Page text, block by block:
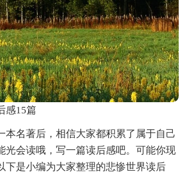
感15篇
本名著后，相信大家都积累了属于自己
光会读哦，写一篇读后感吧。可能你现
下是小编为大家整理的悲惨世界读后